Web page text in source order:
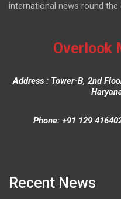
international news round the
Overlook
Address : Tower-B, 2nd
Phone: +91 129
Recent News